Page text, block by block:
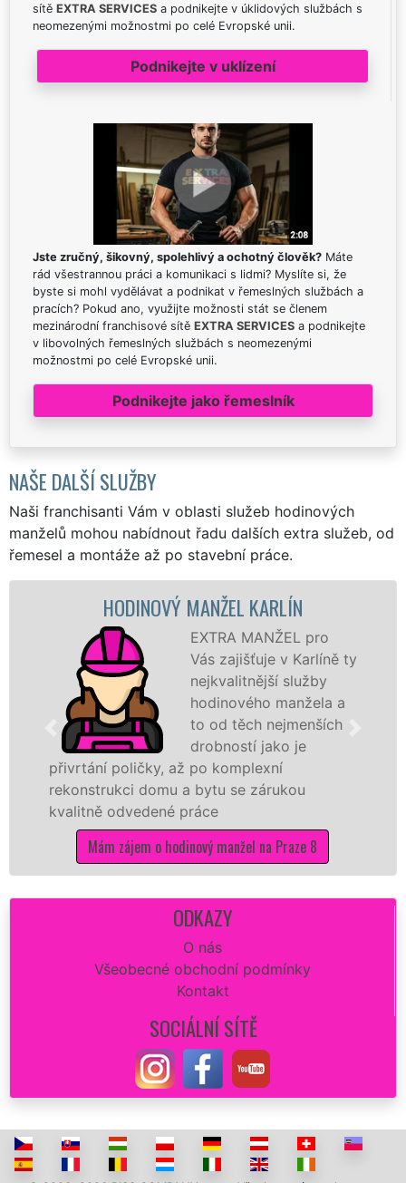
sítě EXTRA SERVICES a podnikejte v úklidových službách s
neomezenými možnostmi po celé Evropské unii.
Podnikejte v uklízení
Jste zručný, šikovný, spolehlivý a ochotný člověk? Máte
rád všestrannou práci a komunikaci s lidmi? Myslíte si, že
byste si mohl vydělávat a podnikat v řemeslných službách a
pracích? Pokud ano, využijte možnosti stát se členem
mezinárodní franchisové sítě EXTRA SERVICES a podnikejte
v libovolných řemeslných službách s neomezenými
možnostmi po celé Evropské unii.
Podnikejte jako řemeslník
NAŠE DALŠÍ SLUŽBY
Naši franchisanti Vám v oblasti služeb hodinových
manželů mohou nabídnout řadu dalších extra služeb, od
řemesel a montáže až po stavební práce.
MANŽEL KARLÍN
EXTRA MANŽEL pro
Vás zajišťuje v Karlíně ty
nejkvalitnější služby
hodinového manžela a
to od těch nejmenších
drobností jako je
poličky, až po komplexní
domu a bytu se zárukou
práce
zájem o hodinový manžel na Praze 8
ODKAZY
O nás
Všeobecné obchodní podmínky
Kontakt
SOCIÁLNÍ SÍTĚ